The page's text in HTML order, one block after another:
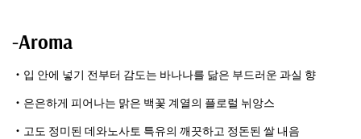
-Aroma
・입 안에 넣기 전부터 감도는 바나나를 닮은 부드러운 과실 향
・은은하게 피어나는 맑은 백꽃 계열의 플로럴 뉘앙스
・고도 정미된 데와노사토 특유의 깨끗하고 정돈된 쌀 내음